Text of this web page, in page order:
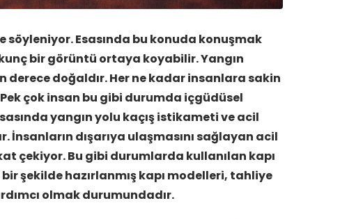
söyleniyor. Esasında bu konuda konuşmak
bir görüntü ortaya koyabilir. Yangın
derece doğaldır. Her ne kadar insanlara sakin
çok insan bu gibi durumda içgüdüsel
yangın yolu kaçış istikameti ve acil
İnsanların dışarıya ulaşmasını sağlayan acil
çekiyor. Bu gibi durumlarda kullanılan kapı
şekilde hazırlanmış kapı modelleri, tahliye
olmak durumundadır.